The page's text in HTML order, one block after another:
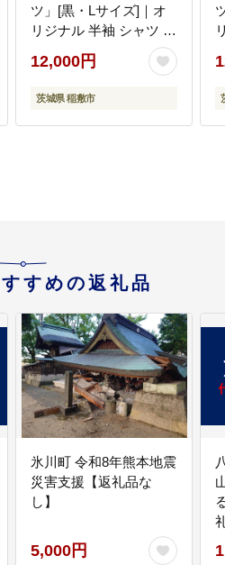
ツ」[黒・Lサイズ]｜オ
リジナル 半袖 シャツ イ
ラスト プリント アパレ
ル かわいい [1592]
12,000円
茨城県 稲敷市
すめの返礼品
氷川町 令和8年熊本地震
災害支援【返礼品な
し】
5,000円